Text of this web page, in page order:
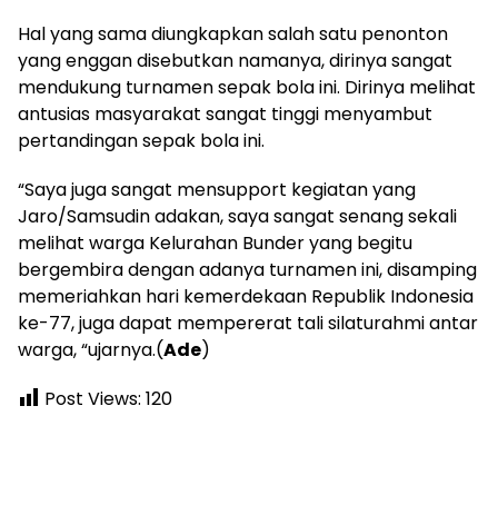
Hal yang sama diungkapkan salah satu penonton
yang enggan disebutkan namanya, dirinya sangat
mendukung turnamen sepak bola ini. Dirinya melihat
antusias masyarakat sangat tinggi menyambut
pertandingan sepak bola ini.
“Saya juga sangat mensupport kegiatan yang
Jaro/Samsudin adakan, saya sangat senang sekali
melihat warga Kelurahan Bunder yang begitu
bergembira dengan adanya turnamen ini, disamping
memeriahkan hari kemerdekaan Republik Indonesia
ke-77, juga dapat mempererat tali silaturahmi antar
warga, “ujarnya.(Ade)
Post Views: 120